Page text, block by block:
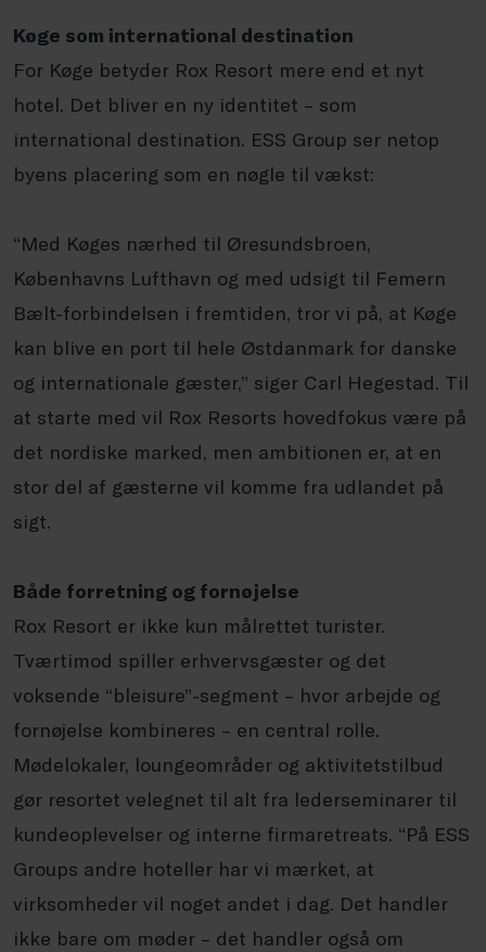
Køge som international destination
For Køge betyder Rox Resort mere end et nyt
hotel. Det bliver en ny identitet – som
international destination. ESS Group ser netop
byens placering som en nøgle til vækst:
“Med Køges nærhed til Øresundsbroen,
Københavns Lufthavn og med udsigt til Femern
Bælt-forbindelsen i fremtiden, tror vi på, at Køge
kan blive en port til hele Østdanmark for danske
og internationale gæster,” siger Carl Hegestad. Til
at starte med vil Rox Resorts hovedfokus være på
det nordiske marked, men ambitionen er, at en
stor del af gæsterne vil komme fra udlandet på
sigt.
Både forretning og fornøjelse
Rox Resort er ikke kun målrettet turister.
Tværtimod spiller erhvervsgæster og det
voksende “bleisure”-segment – hvor arbejde og
fornøjelse kombineres – en central rolle.
Mødelokaler, loungeområder og aktivitetstilbud
gør resortet velegnet til alt fra lederseminarer til
kundeoplevelser og interne firmaretreats. “På ESS
Groups andre hoteller har vi mærket, at
virksomheder vil noget andet i dag. Det handler
ikke bare om møder – det handler også om